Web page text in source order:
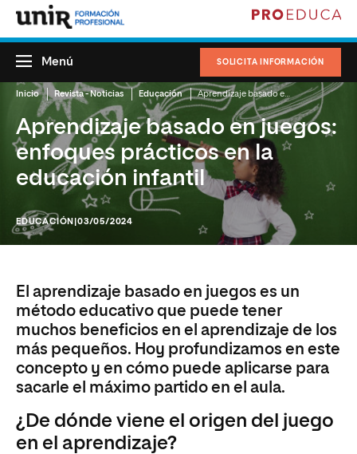
SOLICITA INFORMACIÓN
Menú
Inicio Revista - Noticias Educación
Aprendizaje basado en juegos:
enfoques prácticos en la
educación infantil
EDUCACIÓN |03/05/2024
El aprendizaje basado en juegos es un
método educativo que puede tener
muchos beneficios en el aprendizaje de los
más pequeños. Hoy profundizamos en este
concepto y en cómo puede aplicarse para
sacarle el máximo partido en el aula.
¿De dónde viene el origen del juego
en el aprendizaje?